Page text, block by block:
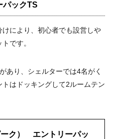
パックTS
により、初心者でも設営しや
です。
あり、シェルターでは4名がく
はドッキングして2ルームテン
ク） エントリーパッ